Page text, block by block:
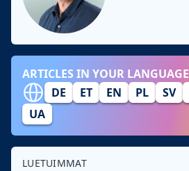
ARTICLES IN YOUR LANGUAGE
DE
ET EN PL SV
UA
LUETUIMMAT